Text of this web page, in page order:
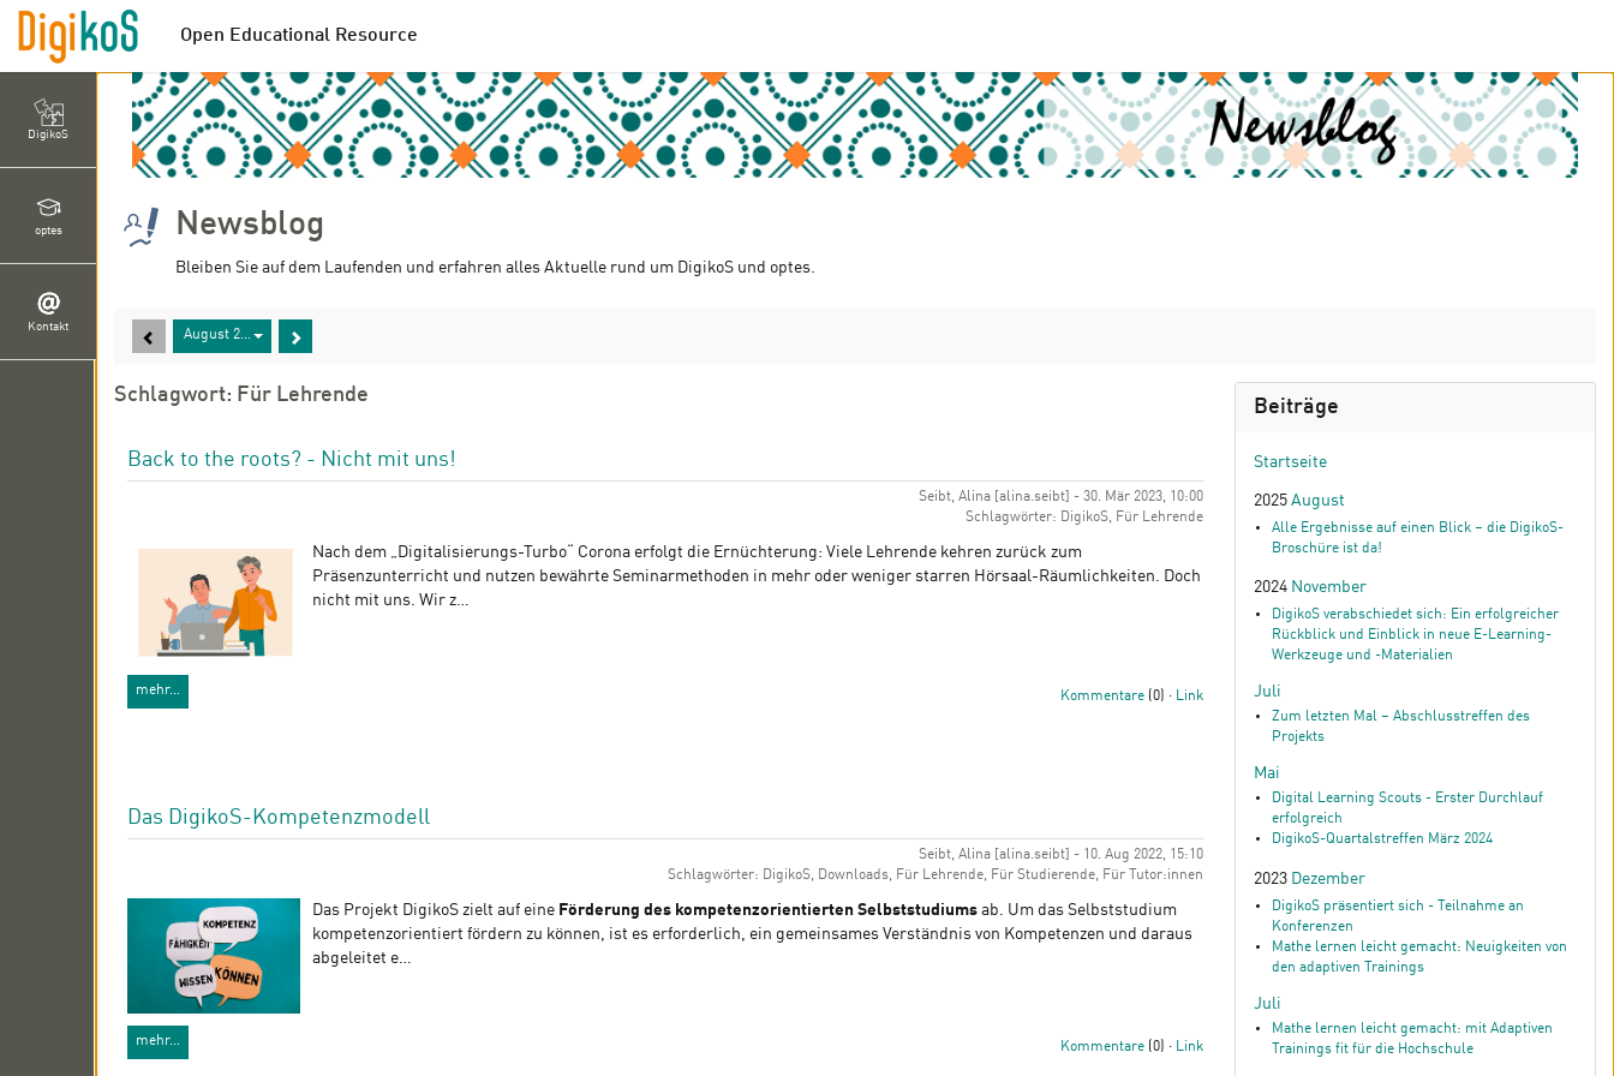
Open Educational Resource
DigikoS
optes
Kontakt
Newsblog
Bleiben Sie auf dem Laufenden und erfahren alles Aktuelle rund um DigikoS und optes.
August 2025
Schlagwort: Für Lehrende
Back to the roots? - Nicht mit uns!
Seibt, Alina [alina.seibt] - 30. Mär 2023, 10:00
Schlagwörter: DigikoS, Für Lehrende
Nach dem „Digitalisierungs-Turbo“ Corona erfolgt die Ernüchterung: Viele Lehrende kehren zurück zum
Präsenzunterricht und nutzen bewährte Seminarmethoden in mehr oder weniger starren Hörsaal-Räumlichkeiten. Doch
nicht mit uns. Wir z…
mehr… Kommentare (0) · Link
Das DigikoS-Kompetenzmodell
Seibt, Alina [alina.seibt] - 10. Aug 2022, 15:10
Schlagwörter: DigikoS, Downloads, Für Lehrende, Für Studierende, Für Tutor:innen
Das Projekt DigikoS zielt auf eine Förderung des kompetenzorientierten Selbststudiums ab. Um das Selbststudium
kompetenzorientiert fördern zu können, ist es erforderlich, ein gemeinsames Verständnis von Kompetenzen und daraus
abgeleitet e…
mehr… Kommentare (0) · Link
Beiträge
Startseite
2025 August
Alle Ergebnisse auf einen Blick – die DigikoS-
Broschüre ist da!
2024 November
DigikoS verabschiedet sich: Ein erfolgreicher
Rückblick und Einblick in neue E-Learning-
Werkzeuge und -Materialien
Juli
Zum letzten Mal – Abschlusstreffen des
Projekts
Mai
Digital Learning Scouts - Erster Durchlauf
erfolgreich
DigikoS-Quartalstreffen März 2024
2023 Dezember
DigikoS präsentiert sich - Teilnahme an
Konferenzen
Mathe lernen leicht gemacht: Neuigkeiten von
den adaptiven Trainings
Juli
Mathe lernen leicht gemacht: mit Adaptiven
Trainings fit für die Hochschule